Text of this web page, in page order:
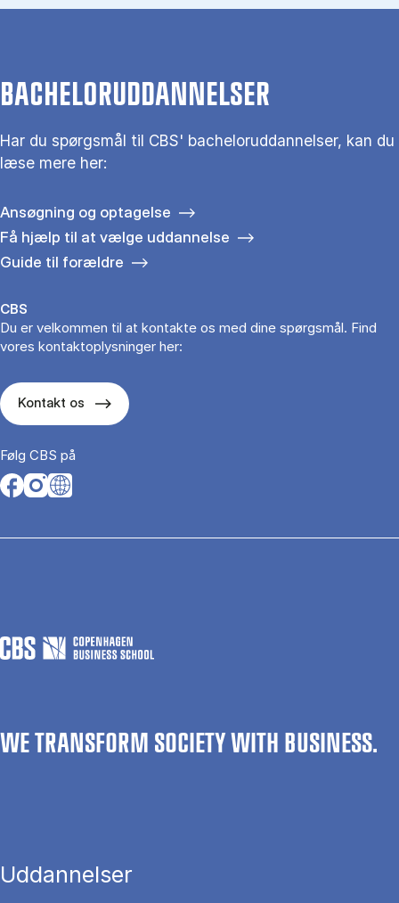
BACHELORUDDANNELSER
Har du spørgsmål til CBS' bacheloruddannelser, kan du
læse mere her:
Ansøgning og optagelse
Få hjælp til at vælge uddannelse
Guide til forældre
CBS
Du er velkommen til at kontakte os med dine spørgsmål. Find
vores kontaktoplysninger her:
Kontakt os
Følg CBS på
Opens in a new tab
Opens in a new tab
Opens in a new tab
WE TRANSFORM SOCIETY WITH BUSINESS.
Uddannelser